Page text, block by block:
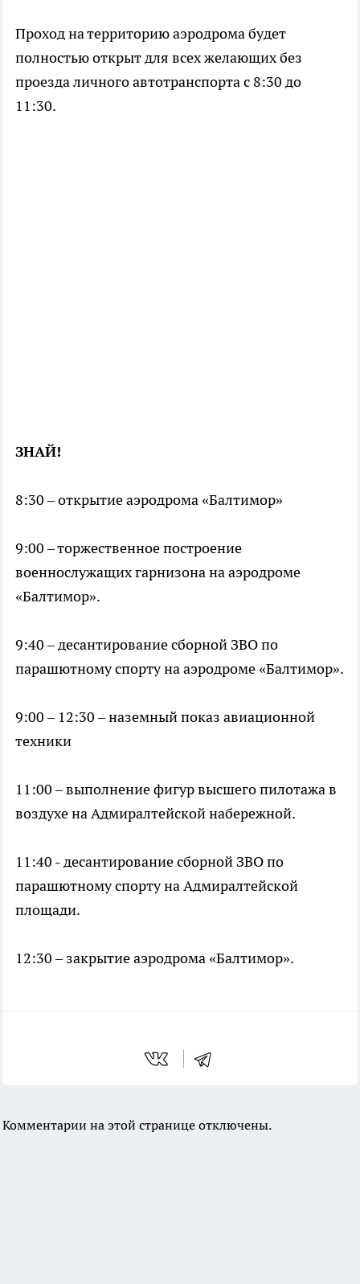
Проход на территорию аэродрома будет
полностью открыт для всех желающих без
проезда личного автотранспорта с 8:30 до
11:30.
ЗНАЙ!
8:30 – открытие аэродрома «Балтимор»
9:00 – торжественное построение
военнослужащих гарнизона на аэродроме
«Балтимор».
9:40 – десантирование сборной ЗВО по
парашютному спорту на аэродроме «Балтимор».
9:00 – 12:30 – наземный показ авиационной
техники
11:00 – выполнение фигур высшего пилотажа в
воздухе на Адмиралтейской набережной.
11:40 - десантирование сборной ЗВО по
парашютному спорту на Адмиралтейской
площади.
12:30 – закрытие аэродрома «Балтимор».
Комментарии на этой странице отключены.